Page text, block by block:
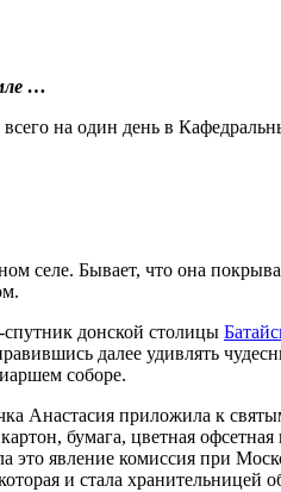
…
на один день в
селе. Бывает, что она
спутник донской столицы
далее удивлять
соборе.
Анастасия приложила к
бумага, цветная
это явление комиссия при
и стала хранительницей